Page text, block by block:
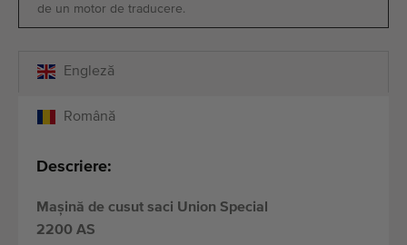
de un motor de traducere.
Română
Engleză
Descriere:
Mașină de cusut saci Union Special
2200 AS